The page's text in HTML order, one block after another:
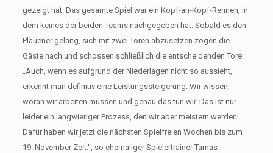
gezeigt hat. Das gesamte Spiel war ein Kopf-an-Kopf-Rennen, in
dem keines der beiden Teams nachgegeben hat. Sobald es den
Plauener gelang, sich mit zwei Toren abzusetzen zogen die
Gäste nach und schossen schließlich die entscheidenden Tore.
„Auch, wenn es aufgrund der Niederlagen nicht so aussieht,
erkennt man definitiv eine Leistungssteigerung. Wir wissen,
woran wir arbeiten müssen und genau das tun wir. Das ist nur
leider ein langwieriger Prozess, den wir aber meistern werden!
Dafür haben wir jetzt die nächsten Spielfreien Wochen bis zum
19. November Zeit.“, so ehemaliger Spielertrainer Tamas